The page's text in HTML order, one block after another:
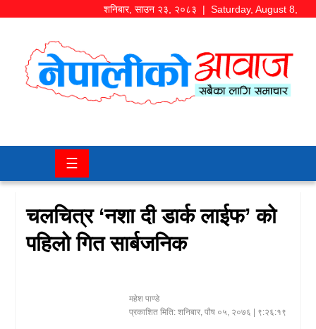
शनिबार, साउन २३, २०८३ | Saturday, August 8,
समाज/
चितवन
मनोरञ्जन
☰
चलचित्र ‘नशा दी डार्क लाईफ’ को
पहिलो गित सार्बजनिक
महेश पाण्डे
प्रकाशित मिति: शनिबार, पौष ०५, २०७६ | ९:२६:१९